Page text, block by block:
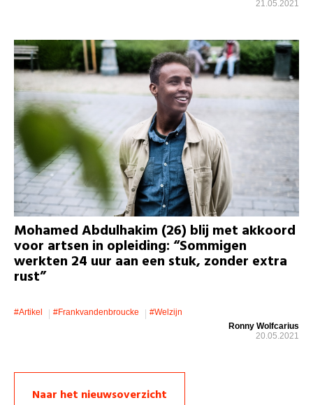
21.05.2021
Mohamed Abdulhakim (26) blij met akkoord
voor artsen in opleiding: “Sommigen
werkten 24 uur aan een stuk, zonder extra
rust”
#artikel #Frankvandenbroucke
#welzijn
Ronny Wolfcarius
20.05.2021
Naar het nieuwsoverzicht